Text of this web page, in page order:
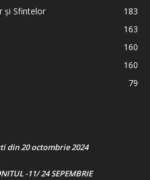
și Sfintelor
183
163
160
160
79
din 20 octombrie 2024
-11/ 24 SEPEMBRIE